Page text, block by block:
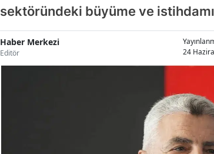
sektöründeki büyüme ve
Haber Merkezi
Editör
24